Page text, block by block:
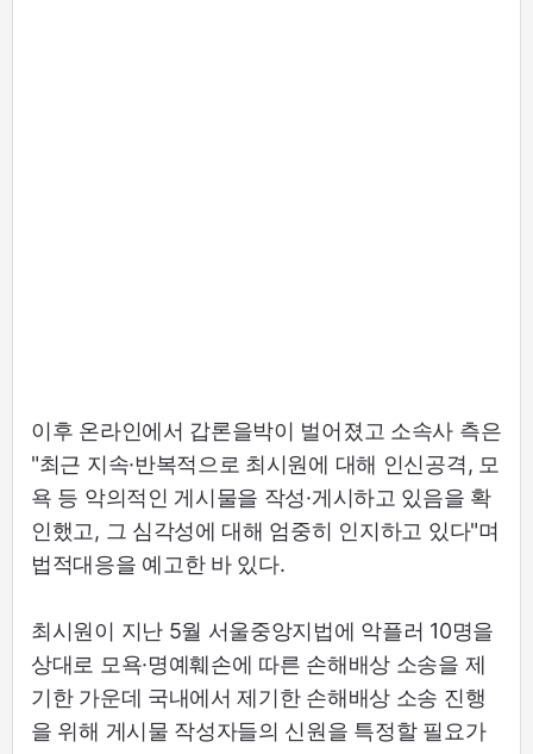
이후 온라인에서 갑론을박이 벌어졌고 소속사 측은
"최근 지속·반복적으로 최시원에 대해 인신공격, 모
욕 등 악의적인 게시물을 작성·게시하고 있음을 확
인했고, 그 심각성에 대해 엄중히 인지하고 있다"며
법적대응을 예고한 바 있다.
최시원이 지난 5월 서울중앙지법에 악플러 10명을
상대로 모욕·명예훼손에 따른 손해배상 소송을 제
기한 가운데 국내에서 제기한 손해배상 소송 진행
을 위해 게시물 작성자들의 신원을 특정할 필요가